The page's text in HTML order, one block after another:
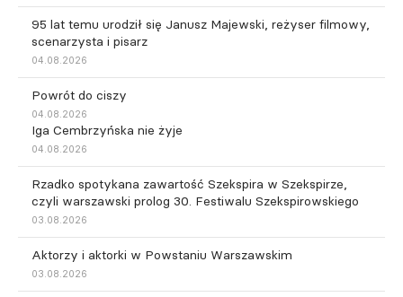
95 lat temu urodził się Janusz Majewski, reżyser filmowy,
scenarzysta i pisarz
04.08.2026
Powrót do ciszy
04.08.2026
Iga Cembrzyńska nie żyje
04.08.2026
Rzadko spotykana zawartość Szekspira w Szekspirze,
czyli warszawski prolog 30. Festiwalu Szekspirowskiego
03.08.2026
Aktorzy i aktorki w Powstaniu Warszawskim
03.08.2026